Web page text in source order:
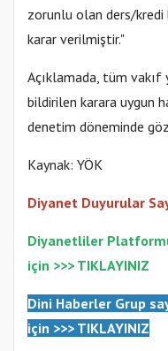
zorunlu olan ders/kredi
karar verilmiştir."
Açıklamada, tüm
bildirilen karara uygun
denetim döneminde
Kaynak: YÖK
Diyanet Duyurular
Diyanetliler
için >>> TIKLAYINIZ
Dini Haberler Grup
için >>> TIKLAYINIZ